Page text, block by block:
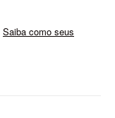
Saiba como seus